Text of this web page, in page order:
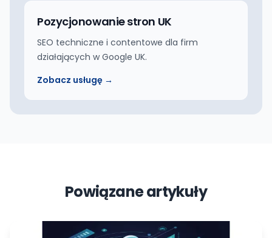
Pozycjonowanie stron UK
SEO techniczne i contentowe dla firm
działających w Google UK.
Zobacz usługę →
Powiązane artykuły